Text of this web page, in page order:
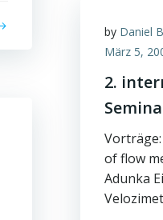
by Daniel
März 5,
2.
of flow
Adunka